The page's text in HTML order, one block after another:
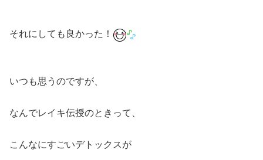
それにしても良かった！
いつも思うのですが、
なんでレイキ伝授のときって、
こんなにすごいデトックスが